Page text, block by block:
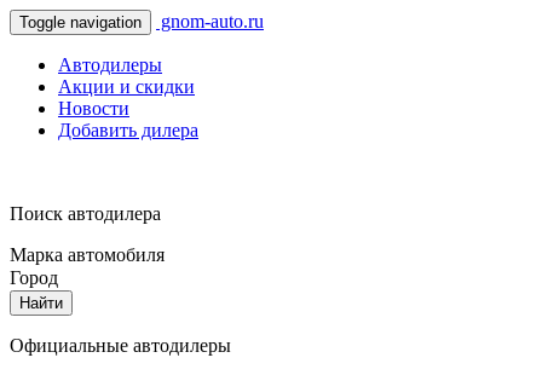
Toggle navigation gnom-auto.ru
Автодилеры
Акции и скидки
Новости
Добавить дилера
Поиск автодилера
Марка автомобиля
Город
Найти
Официальные автодилеры